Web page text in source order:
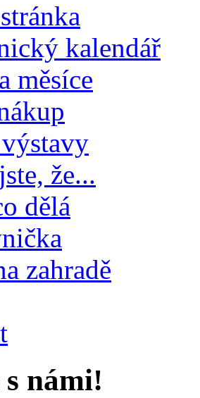
kalendář
měsíce
že...
dělá
zahradě
s námi!